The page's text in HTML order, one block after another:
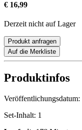
€ 16,99
Derzeit nicht auf Lager
Produkt anfragen
Auf die Merkliste
Produktinfos
Veröffentlichungsdatum:
Set-Inhalt: 1